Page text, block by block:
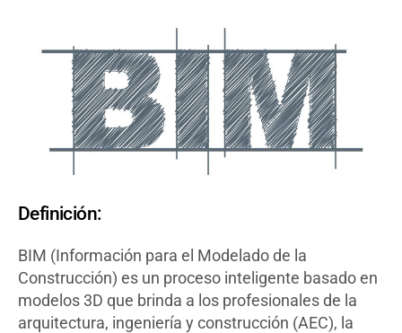
Definición:
BIM (Información para el Modelado de la
Construcción) es un proceso inteligente basado en
modelos 3D que brinda a los profesionales de la
arquitectura, ingeniería y construcción (AEC), la